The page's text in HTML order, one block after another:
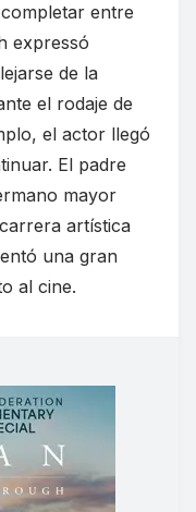
entre
expressó
de la
el rodaje de
el actor llegó
El padre
mayor
artística
una gran
al cine.